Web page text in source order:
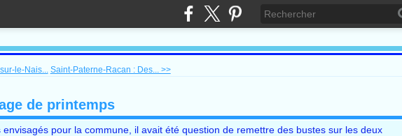
le-Nais... Saint-Paterne-Racan : Des... >>
de printemps
pour la commune, il avait été question de remettre des bustes sur les deux